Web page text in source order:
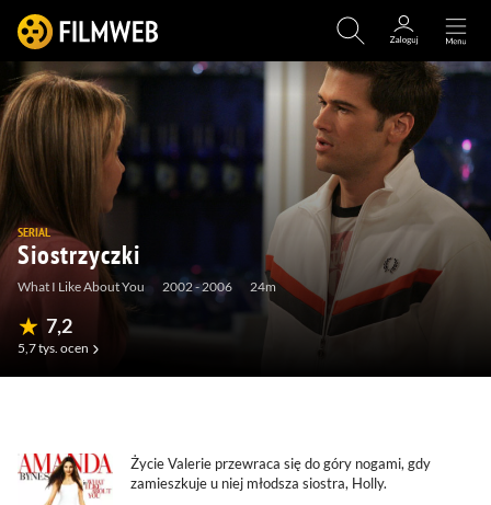
SERIAL
Siostrzyczki
What I Like About You 2002 - 2006 24m
7,2
5,7 tys. ocen
Życie Valerie przewraca się do góry nogami, gdy
zamieszkuje u niej młodsza siostra, Holly.